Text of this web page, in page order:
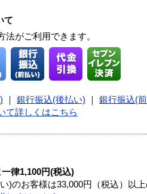
て
法がご利用できます。
銀行振込(後払い) 銀行振込(
て詳しくはこちら
一律1,100円(税込)
)のお客様は33,000円（税込）以上